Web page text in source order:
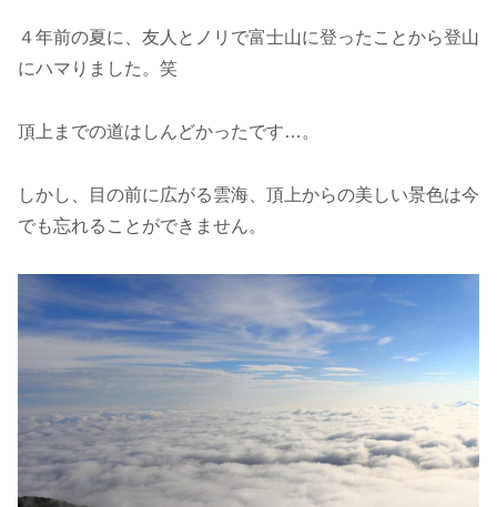
４年前の夏に、友人とノリで富士山に登ったことから登山
にハマりました。笑
頂上までの道はしんどかったです…。
しかし、目の前に広がる雲海、頂上からの美しい景色は今
でも忘れることができません。